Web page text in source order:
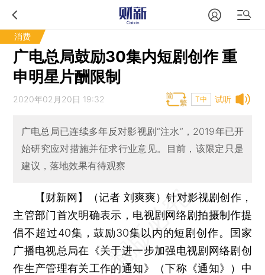
消费
广电总局鼓励30集内短剧创作 重
申明星片酬限制
试听
2020年02月20日 19:32 T中
广电总局已连续多年反对影视剧“注水”，2019年已开
始研究应对措施并征求行业意见。目前，该限定只是
建议，落地效果有待观察
【财新网】（记者 刘爽爽） 针对影视剧创作，
主管部门首次明确表示，电视剧网络剧拍摄制作提
倡不超过40集，鼓励30集以内的短剧创作。国家
广播电视总局在《关于进一步加强电视剧网络剧创
作生产管理有关工作的通知》（下称《通知》）中